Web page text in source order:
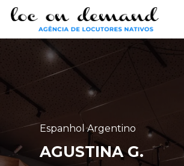
Skip
main
Espanhol Argentino
AGUSTINA G.